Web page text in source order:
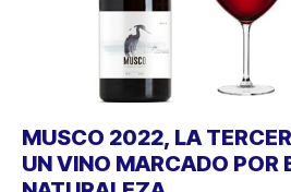
MUSCO 2022, LA
UN VINO MARCADO POR